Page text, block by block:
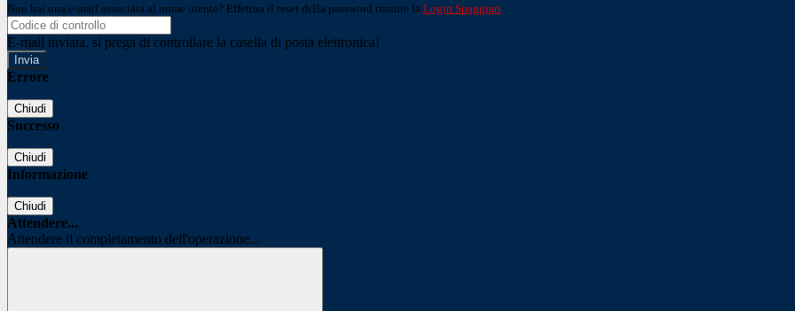
Non hai una e-mail associata al nome utente? Effettua il reset della password tramite la Login Spaggiari
E-mail inviata, si prega di controllare la casella di posta elettronica!
Errore
Chiudi
Successo
Chiudi
Informazione
Chiudi
Attendere...
Attendere il completamento dell'operazione...